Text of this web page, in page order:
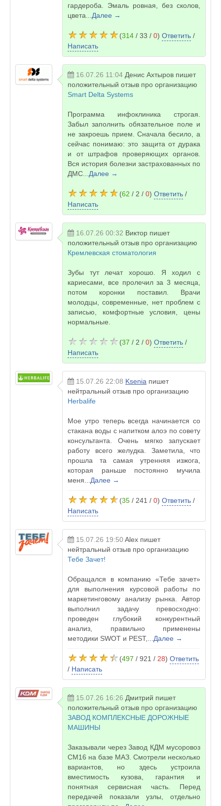
гардероба. Эмаль ровная, без сколов,
цвета... Далее →
(314 / 33 / 0) Ответить /
Написать
16.07.26 11:04 Денис Ахтыров пишет
положительный отзыв про организацию
Smart Delta Systems
Программа инфоклиника строгая.
Забыл заполнить обязательное поле и
не закроешь прием. Сначала бесило, а
сейчас понимаю: это защита от дурака
и от штрафов проверяющих органов.
Вся история болезни застрахованных по
ДМС... Далее →
(62 / 2 / 0) Ответить /
Написать
16.07.26 00:32 Виктор пишет
положительный отзыв про организацию
Кремлевская стоматология
Зубы тут лечат хорошо. Я ходил с
кариесами, все пролечил за 3 месяца,
потом коронки поставил. Врачи
молодцы, современные, нет проблем с
записью, комфортные условия, цены
нормальные.
(37 / 2 / 0) Ответить /
Написать
15.07.26 22:08 Ksenia пишет
нейтральный отзыв про организацию
Herbalife
Мое утро теперь всегда начинается со
стакана воды с напитком алоэ по совету
консультанта. Очень мягко запускает
работу всего желудка. Заметила, что
прошла та самая утренняя изжога,
которая раньше постоянно мучила
меня... Далее →
(35 / 241 / 0) Ответить /
Написать
15.07.26 19:50Alex пишет
нейтральный отзыв про организацию
Тебе Зачет!
Обращался в компанию «Тебе зачет»
для выполнения курсовой работы по
маркетинговому анализу рынка. Автор
выполнил задачу превосходно:
проведен глубокий конкурентный
анализ, правильно применены
методики SWOT и PEST,... Далее →
(497 / 921 / 28) Ответить
/ Написать
15.07.26 16:26 Дмитрий пишет
положительный отзыв про организацию
ЗАВОД КОМПЛЕКСНЫЕ ДОРОЖНЫЕ
МАШИНЫ
Заказывали через Завод КДМ мусоровоз
СМ16 на базе МАЗ. Смотрели несколько
вариантов, но здесь устроила
вместимость кузова, гарантия и
понятная сервисная часть. Перед
передачей показали узлы, отдельно